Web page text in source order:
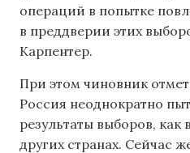
операций в попытке
в преддверии этих
Карпентер.
При этом чиновник
Россия неоднократно
результаты выборов, как
других странах. Сейчас